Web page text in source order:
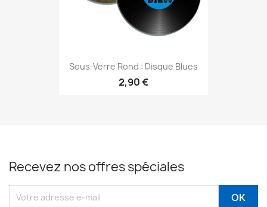
Sous-Verre Rond : Disque Blues
2,90 €
Recevez nos offres spéciales